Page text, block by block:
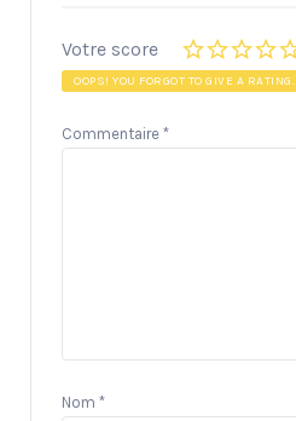
Votre score
OOPS! YOU FORGOT TO GIVE A RATING.
Commentaire *
Nom *